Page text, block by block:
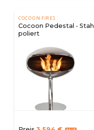
COCOON FIRES
Cocoon Pedestal - Stahl
poliert